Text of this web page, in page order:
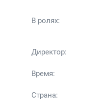
В ролях:
Директор:
Время:
Страна: